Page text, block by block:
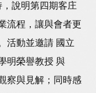
說明第四期客庄
流程，讓與會者更
活動並邀請 國立
明榮譽教授 與
察與見解；同時感